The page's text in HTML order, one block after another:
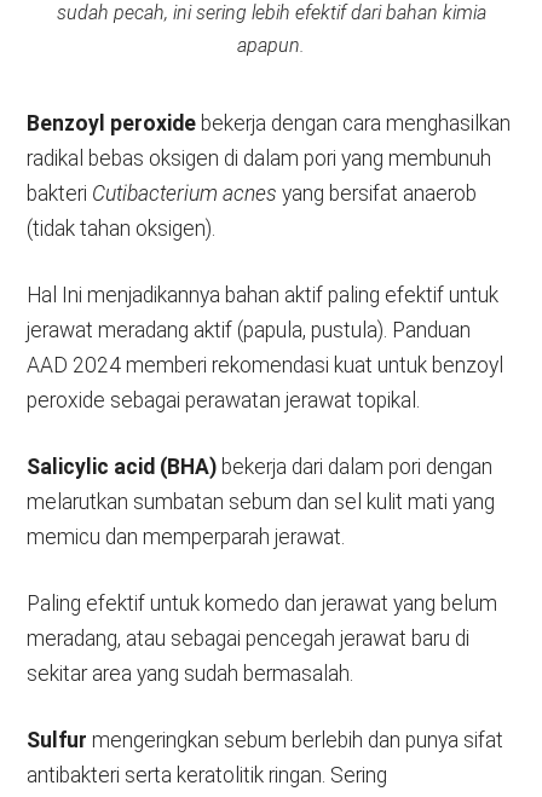
sudah pecah, ini sering lebih efektif dari bahan kimia
apapun.
Benzoyl peroxide bekerja dengan cara menghasilkan
radikal bebas oksigen di dalam pori yang membunuh
bakteri Cutibacterium acnes yang bersifat anaerob
(tidak tahan oksigen).
Hal Ini menjadikannya bahan aktif paling efektif untuk
jerawat meradang aktif (papula, pustula). Panduan
AAD 2024 memberi rekomendasi kuat untuk benzoyl
peroxide sebagai perawatan jerawat topikal.
Salicylic acid (BHA) bekerja dari dalam pori dengan
melarutkan sumbatan sebum dan sel kulit mati yang
memicu dan memperparah jerawat.
Paling efektif untuk komedo dan jerawat yang belum
meradang, atau sebagai pencegah jerawat baru di
sekitar area yang sudah bermasalah.
Sulfur mengeringkan sebum berlebih dan punya sifat
antibakteri serta keratolitik ringan. Sering